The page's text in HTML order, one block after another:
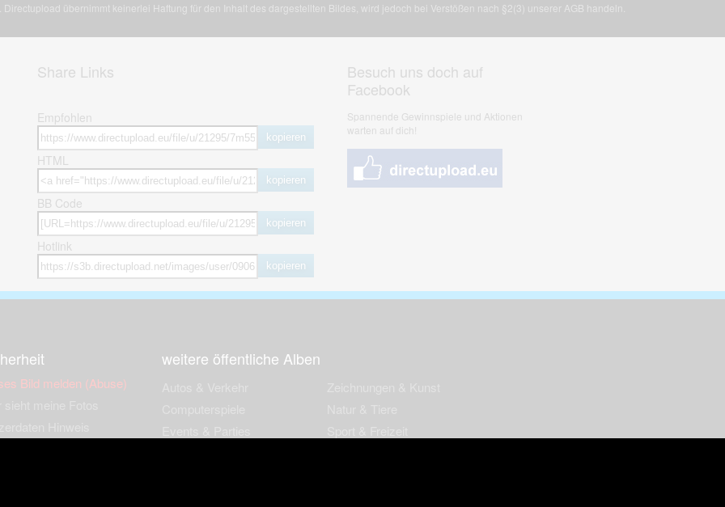
übernimmt keinerlei Haftung für den Inhalt des dargestellten Bildes, wird jedoch bei Verstößen nach §2(3) unserer AGB handeln.
Share Links
Empfohlen
kopieren
HTML
kopieren
BB Code
kopieren
Hotlink
kopieren
Besuch uns doch auf
Facebook
Spannende Gewinnspiele und Aktionen
warten auf dich!
Bild melden (Abuse)
weitere öffentliche Alben